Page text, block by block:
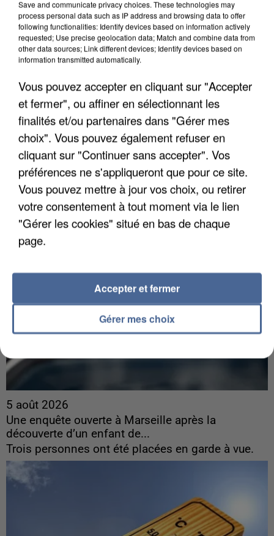
5 août 2026
L’un des fondateurs supposés de la DZ Mafia
interpellé en Algérie
Il est soupçonné d'y avoir mené ses opérations en
France.
5 août 2026
Une enquête ouverte à Marseille après la
découverte d’un enfant de...
Trois personnes ont été placées en garde à vue.
Save and communicate privacy choices. These technologies may
process personal data such as IP address and browsing data to offer
following functionalities: Identify devices based on information actively
requested; Use precise geolocation data; Match and combine data from
other data sources; Link different devices; Identify devices based on
information transmitted automatically.
Vous pouvez accepter en cliquant sur "Accepter
et fermer", ou affiner en sélectionnant les
finalités et/ou partenaires dans "Gérer mes
choix". Vous pouvez également refuser en
cliquant sur "Continuer sans accepter". Vos
préférences ne s'appliqueront que pour ce site.
Vous pouvez mettre à jour vos choix, ou retirer
votre consentement à tout moment via le lien
"Gérer les cookies" situé en bas de chaque
page.
Gérer mes choix
Accepter et fermer